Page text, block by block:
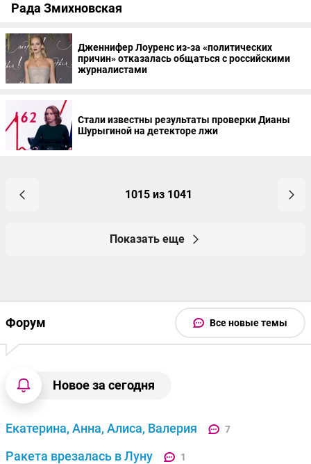
Рада Змихновская
Дженнифер Лоуренс из-за «политических
причин» отказалась общаться с российскими
журналистами
Стали известны результаты проверки Дианы
Шурыгиной на детекторе лжи
1015 из 1041
Показать еще
Форум Все новые темы
Новое за сегодня
Екатерина, Анна, Алиса, Валерия 7
Ракета врезалась в Луну 1